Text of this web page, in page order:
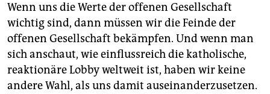
Wenn uns die Werte der offenen Gesellschaft
wichtig sind, dann müssen wir die Feinde der
offenen Gesellschaft bekämpfen. Und wenn man
sich anschaut, wie einflussreich die katholische,
reaktionäre Lobby weltweit ist, haben wir keine
andere Wahl, als uns damit auseinanderzusetzen.